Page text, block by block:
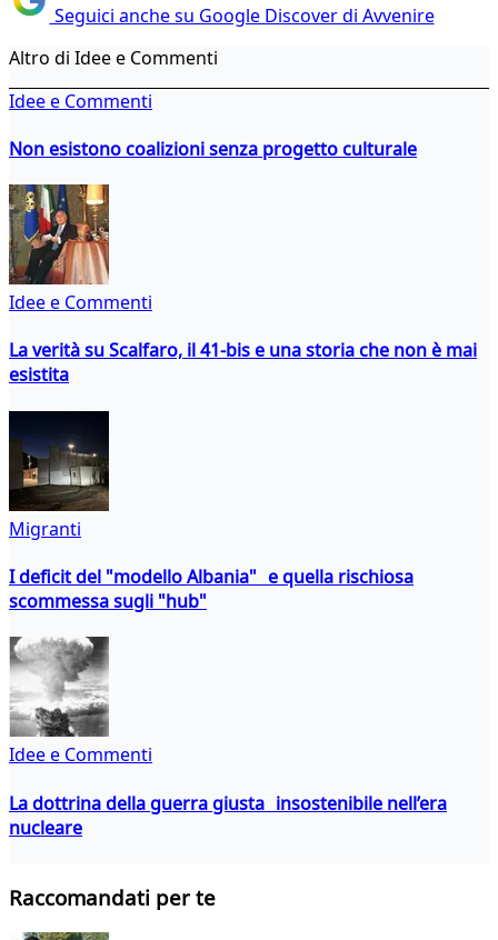
Seguici anche su Google Discover di Avvenire
Altro di Idee e Commenti
Idee e Commenti
Non esistono coalizioni senza progetto culturale
Idee e Commenti
La verità su Scalfaro, il 41-bis e una storia che non è mai
esistita
Migranti
I deficit del "modello Albania" e quella rischiosa
scommessa sugli "hub"
Idee e Commenti
La dottrina della guerra giusta insostenibile nell’era
nucleare
Raccomandati per te